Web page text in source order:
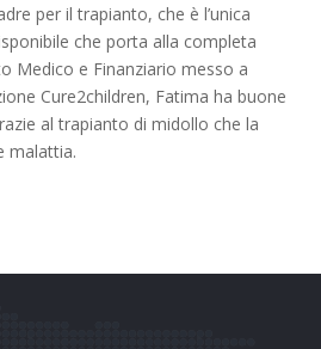
per il trapianto, che è l’unica
che porta alla completa
Medico e Finanziario messo a
Cure2children, Fatima ha buone
al trapianto di midollo che la
malattia.